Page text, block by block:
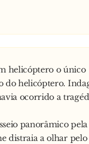
é um animal
humilde e sem
é um animal
dormir no curral.
Era a v**... e o
helicóptero o único
do helicóptero.
ocorrido a
panorâmico
distraia a olhar